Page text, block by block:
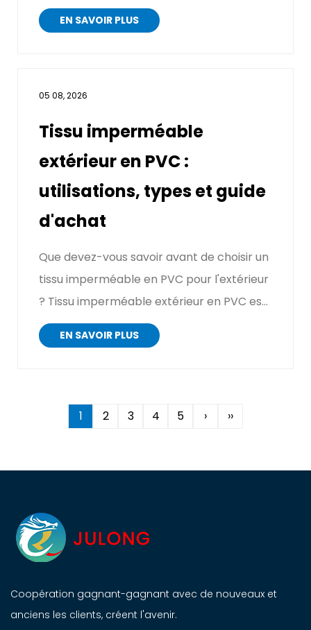
port...
EN SAVOIR PLUS
05 08, 2026
Tissu imperméable
extérieur en PVC :
utilisations, types et guide
d'achat
Que devez-vous savoir avant de choisir un
tissu imperméable en PVC pour l'extérieur
? Tissu imperméable extérieur en PVC est
l'u...
EN SAVOIR PLUS
1 2 3 4 5 › ››
Coopération gagnant-gagnant avec de nouveaux et
anciens les clients, créent l'avenir.